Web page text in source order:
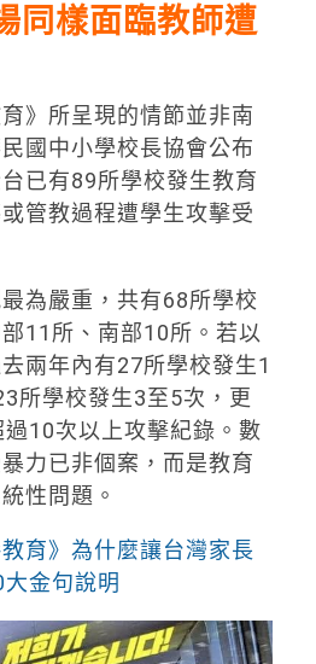
同樣面臨教師遭
》所呈現的情節並非南
國中小學校長協會公布
已有89所學校發生教育
管教過程遭學生攻擊受
為嚴重，共有68所學校
11所、南部10所。若以
兩年內有27所學校發生1
所學校發生3至5次，更
10次以上攻擊紀錄。數
力已非個案，而是教育
性問題。
教育》為什麼讓台灣家長
金句說明